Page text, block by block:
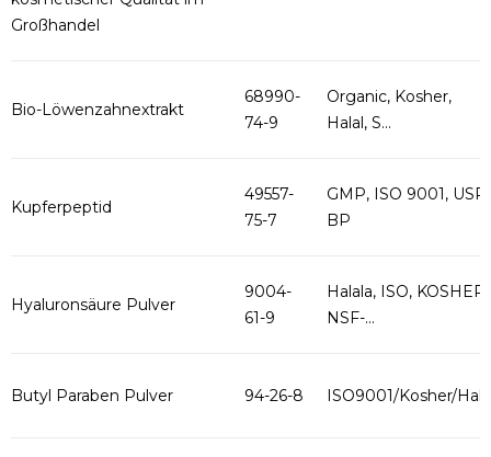
Großhandel
Bio-Löwenzahnextrakt
68990-
74-9
Organic, Kosher,
Halal, S...
Kupferpeptid
49557-
75-7
GMP, ISO 9001, USP,
BP
Hyaluronsäure Pulver
9004-
61-9
Halala, ISO, KOSHER,
NSF-...
Butyl Paraben Pulver 94-26-8 ISO9001/Kosher/